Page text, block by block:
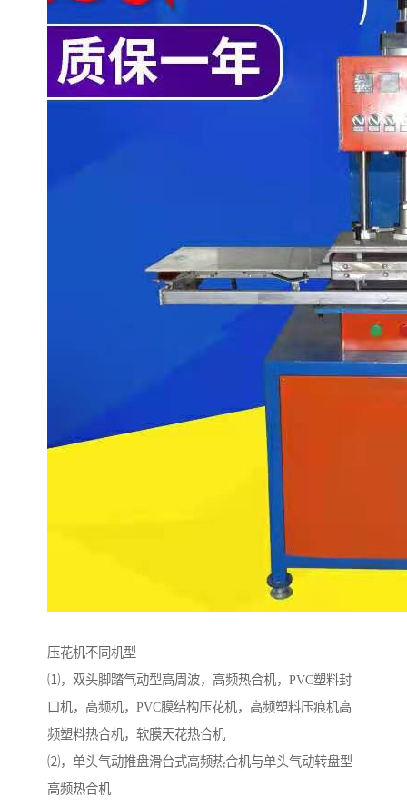
压花机不同机型
⑴，双头脚踏气动型高周波，高频热合机，PVC塑料封
口机，高频机，PVC膜结构压花机，高频塑料压痕机高
频塑料热合机，软膜天花热合机
⑵，单头气动推盘滑台式高频热合机与单头气动转盘型
高频热合机